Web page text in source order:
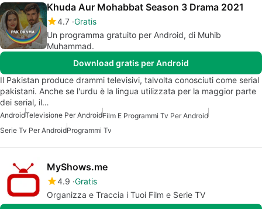
Khuda Aur Mohabbat Season 3 Drama 2021
4.7 Gratis
Un programma gratuito per Android, di Muhib
Muhammad.
Download gratis per Android
Il Pakistan produce drammi televisivi, talvolta conosciuti come serial
pakistani. Anche se l'urdu è la lingua utilizzata per la maggior parte
dei serial, il…
AndroidTelevisione Per AndroidFilm E Programmi Tv Per Android
Serie Tv Per AndroidProgrammi Tv
MyShows.me
4.9 Gratis
Organizza e Traccia i Tuoi Film e Serie TV